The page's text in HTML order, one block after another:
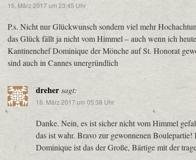
15. März 2017 um 23:45 Uhr
P.s. Nicht nur Glückwunsch sondern viel mehr
das Glück fällt ja nicht vom Himmel – auch wenn ich
Kantinenchef Dominique der Mönche auf St. Honorat
sind auch in Cannes unergründlich
drehersagt:
16. März 2017 um 05:38 Uhr
Danke. Nein, es ist sicher nicht vom Himmel
das ist wahr. Bravo zur gewonnenen
Dominique ist das der Große, Bärtige mit der